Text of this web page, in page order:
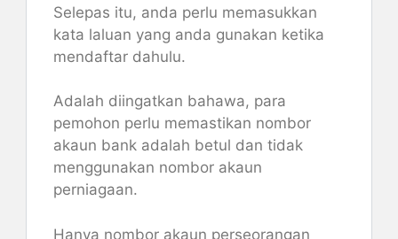
Selepas itu, anda perlu memasukkan
kata laluan yang anda gunakan ketika
mendaftar dahulu.
Adalah diingatkan bahawa, para
pemohon perlu memastikan nombor
akaun bank adalah betul dan tidak
menggunakan nombor akaun
perniagaan.
Hanya nombor akaun perseorangan